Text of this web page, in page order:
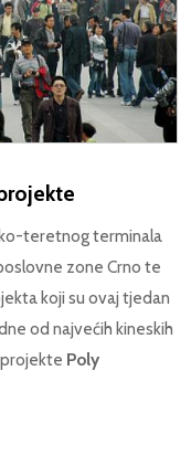
teretnog terminala
zone Crno te
koji su ovaj tjedan
od najvećih kineskih
Poly